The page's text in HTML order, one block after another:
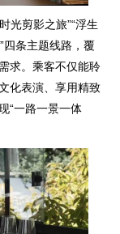
光剪影之旅”“浮生
四条主题线路，覆
求。乘客不仅能聆
化表演、享用精致
“一路一景一体